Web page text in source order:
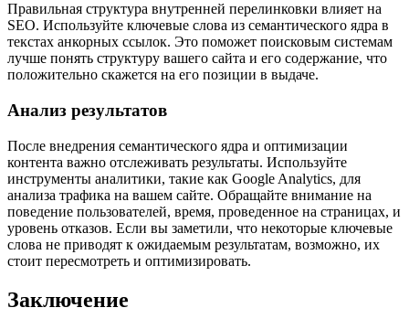
Правильная структура внутренней перелинковки влияет на
SEO. Используйте ключевые слова из семантического ядра в
текстах анкорных ссылок. Это поможет поисковым системам
лучше понять структуру вашего сайта и его содержание, что
положительно скажется на его позиции в выдаче.
Анализ результатов
После внедрения семантического ядра и оптимизации
контента важно отслеживать результаты. Используйте
инструменты аналитики, такие как Google Analytics, для
анализа трафика на вашем сайте. Обращайте внимание на
поведение пользователей, время, проведенное на страницах, и
уровень отказов. Если вы заметили, что некоторые ключевые
слова не приводят к ожидаемым результатам, возможно, их
стоит пересмотреть и оптимизировать.
Заключение